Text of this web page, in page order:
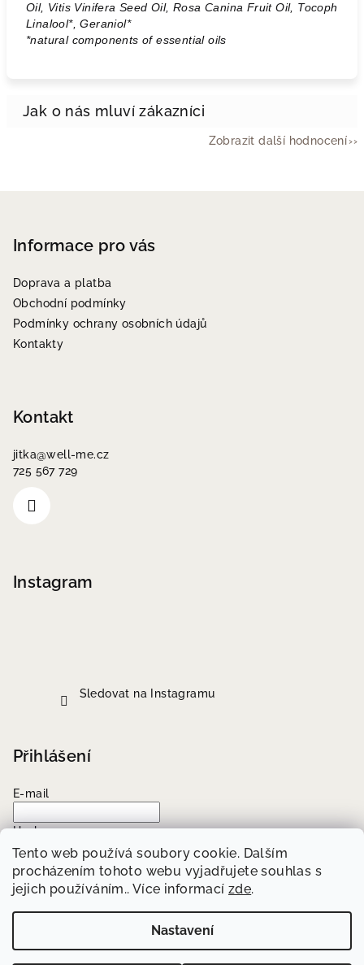
Tento web používá soubory cookie. Dalším
procházením tohoto webu vyjadřujete souhlas s
jejich používáním.. Více informací zde.
Nastavení
Oil, Vitis Vinifera Seed Oil, Rosa Canina Fruit Oil,
Linalool*, Geraniol*
*natural components of essential oils
Zobrazit další hodnocení
Informace pro vás
Doprava a platba
Obchodní podmínky
Podmínky ochrany osobních údajů
Kontakty
Kontakt
jitka@well-me.cz
725 567 729
Instagram
Sledovat na Instagramu
Přihlášení
E-mail
Heslo
Přihlásit se
Nová registraceZapomenuté heslo